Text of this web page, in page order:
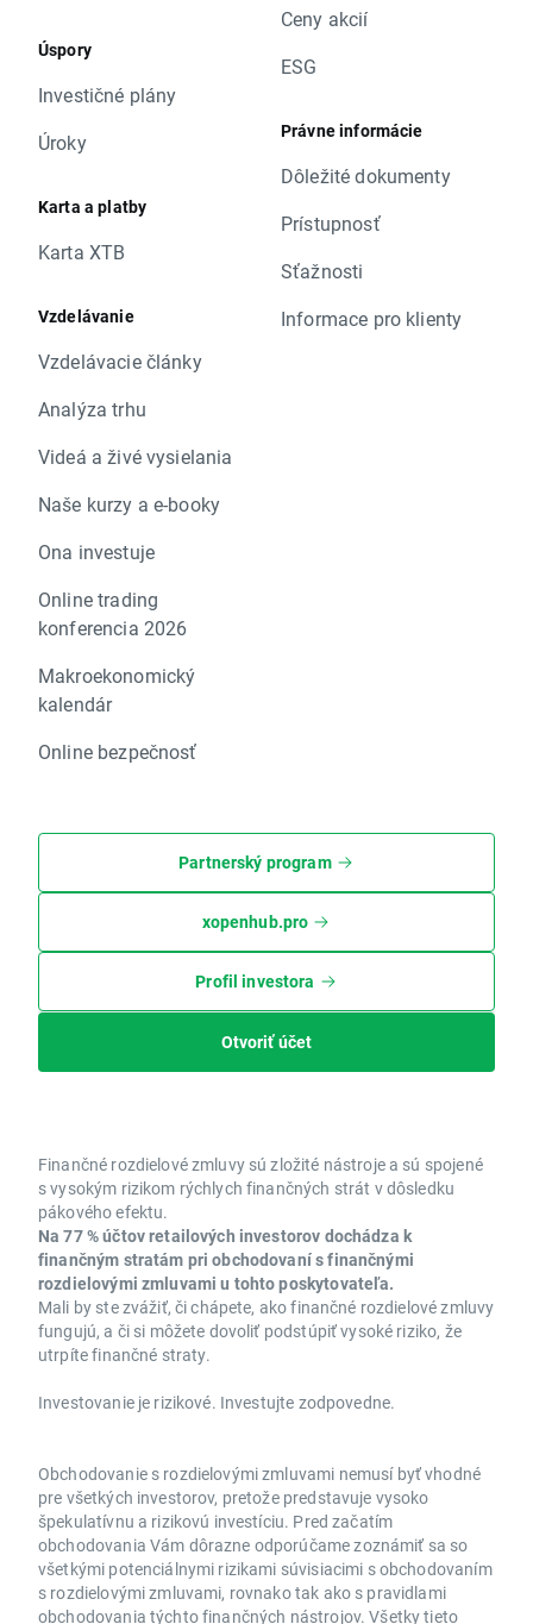
Úspory
Investičné plány
Úroky
Karta a platby
Karta XTB
Vzdelávanie
Vzdelávacie články
Analýza trhu
Videá a živé vysielania
Naše kurzy a e-booky
Ona investuje
Online trading
konferencia 2026
Makroekonomický
kalendár
Online bezpečnosť
Ceny akcií
ESG
Právne informácie
Dôležité dokumenty
Prístupnosť
Sťažnosti
Informace pro klienty
Partnerský program
xopenhub.pro
Profil investora
Otvoriť účet
Finančné rozdielové zmluvy sú zložité nástroje a sú spojené
s vysokým rizikom rýchlych finančných strát v dôsledku
pákového efektu.
Na 77 % účtov retailových investorov dochádza k
finančným stratám pri obchodovaní s finančnými
rozdielovými zmluvami u tohto poskytovateľa.
Mali by ste zvážiť, či chápete, ako finančné rozdielové zmluvy
fungujú, a či si môžete dovoliť podstúpiť vysoké riziko, že
utrpíte finančné straty.
Investovanie je rizikové. Investujte zodpovedne.
Obchodovanie s rozdielovými zmluvami nemusí byť vhodné
pre všetkých investorov, pretože predstavuje vysoko
špekulatívnu a rizikovú investíciu. Pred začatím
obchodovania Vám dôrazne odporúčame zoznámiť sa so
všetkými potenciálnymi rizikami súvisiacimi s obchodovaním
s rozdielovými zmluvami, rovnako tak ako s pravidlami
obchodovania týchto finančných nástrojov. Všetky tieto